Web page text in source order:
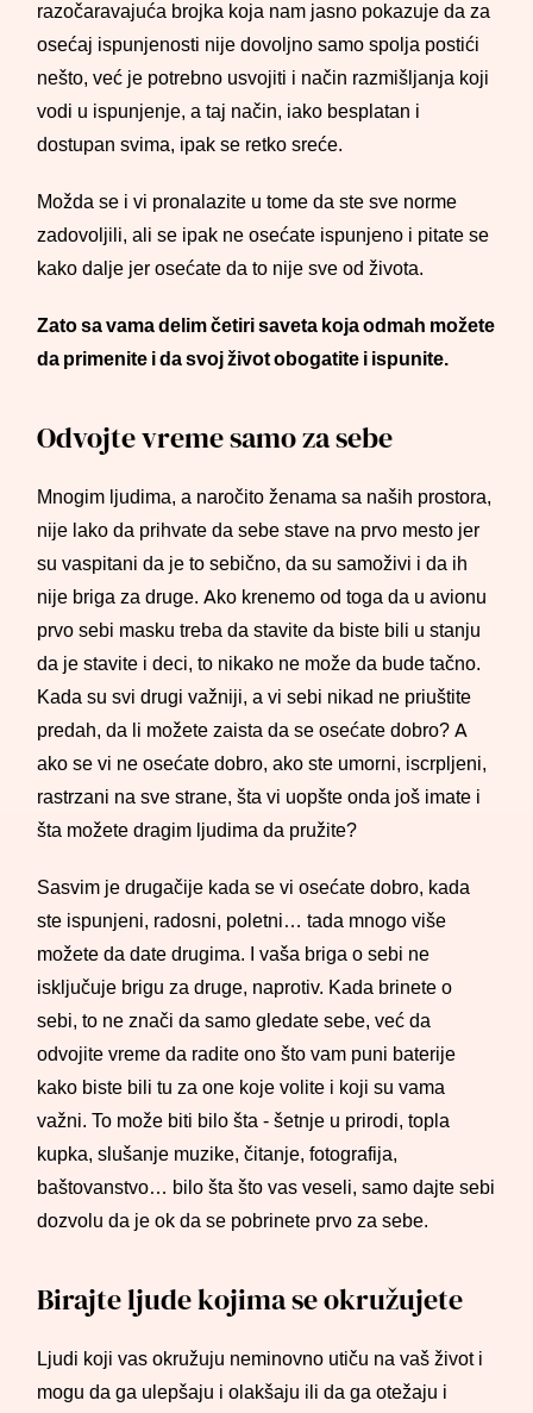
razočaravajuća brojka koja nam jasno pokazuje da za
osećaj ispunjenosti nije dovoljno samo spolja postići
nešto, već je potrebno usvojiti i način razmišljanja koji
vodi u ispunjenje, a taj način, iako besplatan i
dostupan svima, ipak se retko sreće.
Možda se i vi pronalazite u tome da ste sve norme
zadovoljili, ali se ipak ne osećate ispunjeno i pitate se
kako dalje jer osećate da to nije sve od života.
Zato sa vama delim četiri saveta koja odmah možete
da primenite i da svoj život obogatite i ispunite.
Odvojte vreme samo za sebe
Mnogim ljudima, a naročito ženama sa naših prostora,
nije lako da prihvate da sebe stave na prvo mesto jer
su vaspitani da je to sebično, da su samoživi i da ih
nije briga za druge. Ako krenemo od toga da u avionu
prvo sebi masku treba da stavite da biste bili u stanju
da je stavite i deci, to nikako ne može da bude tačno.
Kada su svi drugi važniji, a vi sebi nikad ne priuštite
predah, da li možete zaista da se osećate dobro? A
ako se vi ne osećate dobro, ako ste umorni, iscrpljeni,
rastrzani na sve strane, šta vi uopšte onda još imate i
šta možete dragim ljudima da pružite?
Sasvim je drugačije kada se vi osećate dobro, kada
ste ispunjeni, radosni, poletni… tada mnogo više
možete da date drugima. I vaša briga o sebi ne
isključuje brigu za druge, naprotiv. Kada brinete o
sebi, to ne znači da samo gledate sebe, već da
odvojite vreme da radite ono što vam puni baterije
kako biste bili tu za one koje volite i koji su vama
važni. To može biti bilo šta - šetnje u prirodi, topla
kupka, slušanje muzike, čitanje, fotografija,
baštovanstvo… bilo šta što vas veseli, samo dajte sebi
dozvolu da je ok da se pobrinete prvo za sebe.
Birajte ljude kojima se okružujete
Ljudi koji vas okružuju neminovno utiču na vaš život i
mogu da ga ulepšaju i olakšaju ili da ga otežaju i